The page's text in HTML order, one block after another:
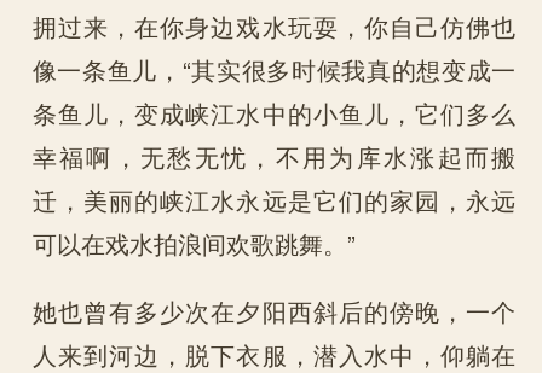
拥过来，在你身边戏水玩耍，你自己仿佛也
像一条鱼儿，“其实很多时候我真的想变成一
条鱼儿，变成峡江水中的小鱼儿，它们多么
幸福啊，无愁无忧，不用为库水涨起而搬
迁，美丽的峡江水永远是它们的家园，永远
可以在戏水拍浪间欢歌跳舞。”
她也曾有多少次在夕阳西斜后的傍晚，一个
人来到河边，脱下衣服，潜入水中，仰躺在